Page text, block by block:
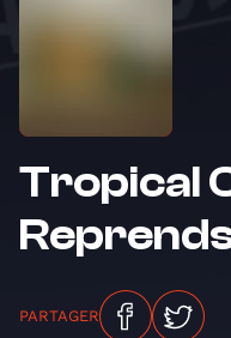
Tropical
PARTAGER